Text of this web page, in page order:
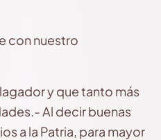
con nuestro
y que tanto más
Al decir buenas
a la Patria, para mayor